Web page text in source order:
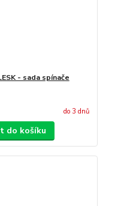
- sada spínače
do 3 dnů
do košíku